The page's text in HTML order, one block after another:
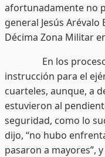
afortunadamente no
general Jesús
Décima Zona Militar
En los procesos
instrucción para el
cuarteles, aunque, a
estuvieron al
seguridad, como lo
dijo, “no hubo
pasaron a mayores”,